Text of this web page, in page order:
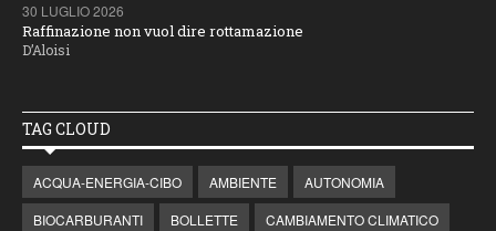
30 LUGLIO 2026
Raffinazione non vuol dire rottamazione
D’Aloisi
TAG CLOUD
ACQUA-ENERGIA-CIBO AMBIENTE
AUTONOMIA
BIOCARBURANTI
BOLLETTE
CAMBIAMENTO CLIMATICO